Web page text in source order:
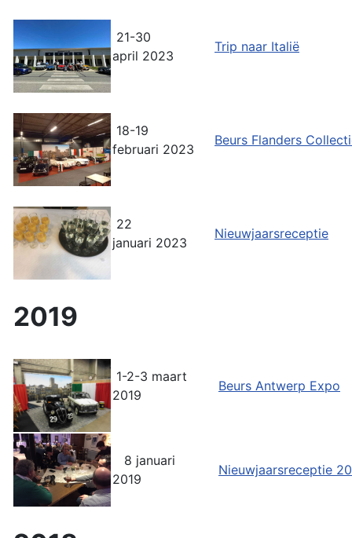
21-30
april 2023
Trip naar Italië
18-19
februari 2023
Beurs Flanders
22
januari 2023
Nieuwjaarsreceptie
2019
1-2-3 maart
2019
Beurs Antwerp Expo
8 januari
2019
Nieuwjaarsreceptie